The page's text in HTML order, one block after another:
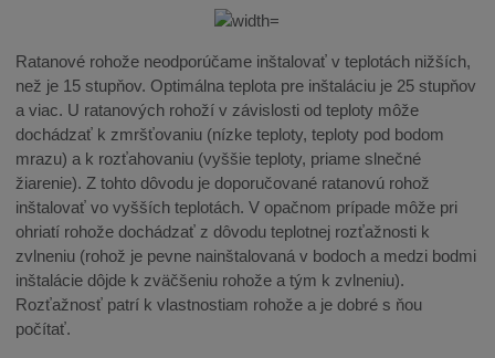
Ratanové rohože neodporúčame inštalovať v teplotách nižších,
než je 15 stupňov. Optimálna teplota pre inštaláciu je 25 stupňov
a viac. U ratanových rohoží v závislosti od teploty môže
dochádzať k zmršťovaniu (nízke teploty, teploty pod bodom
mrazu) a k rozťahovaniu (vyššie teploty, priame slnečné
žiarenie). Z tohto dôvodu je doporučované ratanovú rohož
inštalovať vo vyšších teplotách. V opačnom prípade môže pri
ohriatí rohože dochádzať z dôvodu teplotnej rozťažnosti k
zvlneniu (rohož je pevne nainštalovaná v bodoch a medzi bodmi
inštalácie dôjde k zväčšeniu rohože a tým k zvlneniu).
Rozťažnosť patrí k vlastnostiam rohože a je dobré s ňou
počítať.